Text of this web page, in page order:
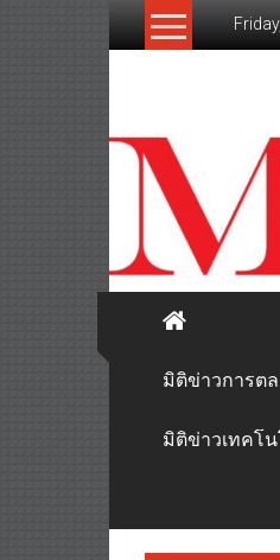
สะท้อน
ลึก
ทุก
เหลี่ยม
มุม
เศรษฐกิจ-
การเมือง-
สังคม
มิติข่าวการต
มิติข่าวเทคโ